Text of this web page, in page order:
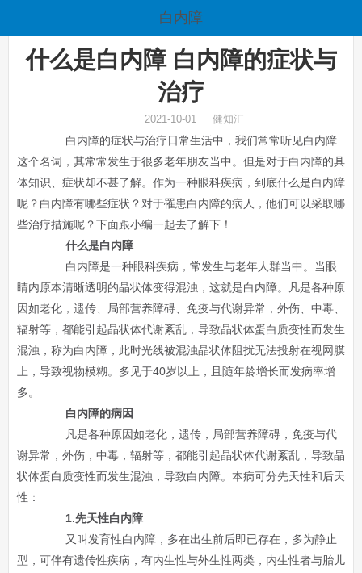
白内障
什么是白内障 白内障的症状与
治疗
2021-10-01 健知汇
白内障的症状与治疗日常生活中，我们常常听见白内障
这个名词，其常常发生于很多老年朋友当中。但是对于白内障的具
体知识、症状却不甚了解。作为一种眼科疾病，到底什么是白内障
呢？白内障有哪些症状？对于罹患白内障的病人，他们可以采取哪
些治疗措施呢？下面跟小编一起去了解下！
什么是白内障
白内障是一种眼科疾病，常发生与老年人群当中。当眼
睛内原本清晰透明的晶状体变得混浊，这就是白内障。凡是各种原
因如老化，遗传、局部营养障碍、免疫与代谢异常，外伤、中毒、
辐射等，都能引起晶状体代谢紊乱，导致晶状体蛋白质变性而发生
混浊，称为白内障，此时光线被混浊晶状体阻扰无法投射在视网膜
上，导致视物模糊。多见于40岁以上，且随年龄增长而发病率增
多。
白内障的病因
凡是各种原因如老化，遗传，局部营养障碍，免疫与代
谢异常，外伤，中毒，辐射等，都能引起晶状体代谢紊乱，导致晶
状体蛋白质变性而发生混浊，导致白内障。本病可分先天性和后天
性：
1.先天性白内障
又叫发育性白内障，多在出生前后即已存在，多为静止
型，可伴有遗传性疾病，有内生性与外生性两类，内生性者与胎儿